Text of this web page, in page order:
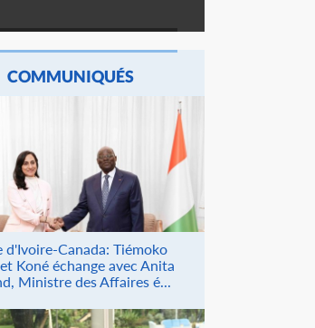
COMMUNIQUÉS
d'Ivoire-Canada: Tiémoko
Koné échange avec Anita
Ministre des Affaires é...